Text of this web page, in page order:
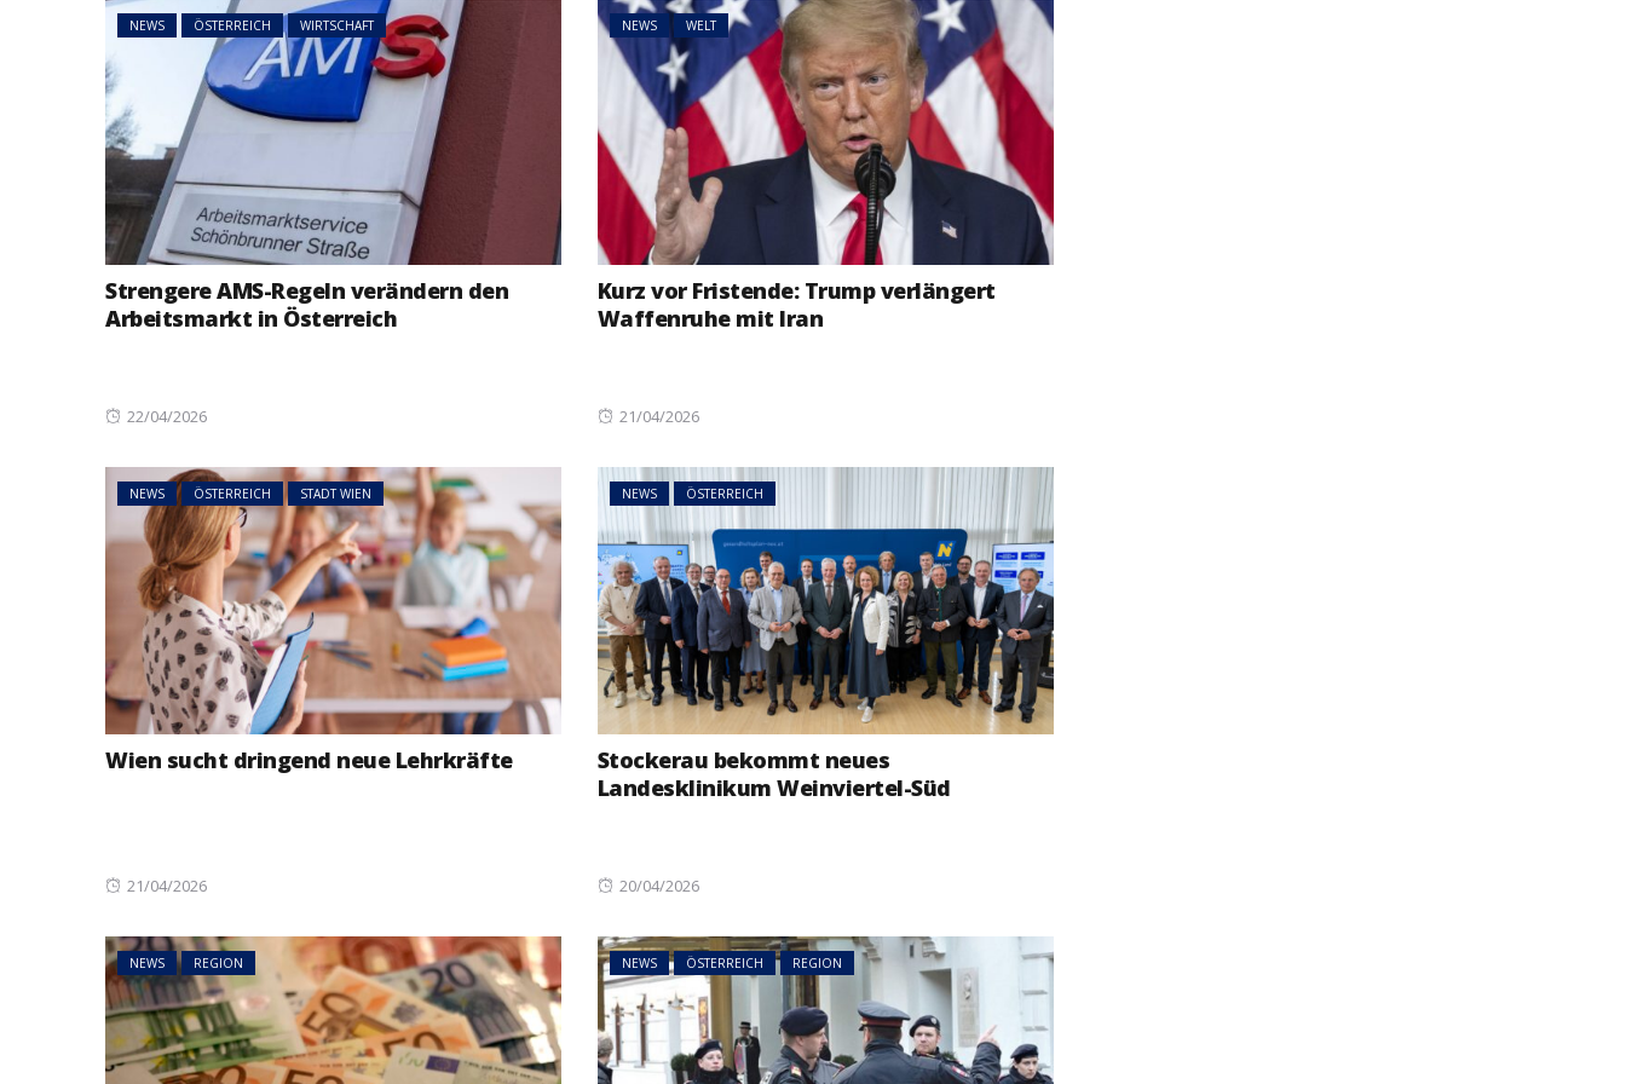
NEWS ÖSTERREICH WIRTSCHAFT
Strengere AMS-Regeln verändern den
Arbeitsmarkt in Österreich
Posted
22/04/2026
NEWS WELT
Kurz vor Fristende: Trump verlängert
Waffenruhe mit Iran
Posted
21/04/2026
NEWS ÖSTERREICH STADT WIEN
Wien sucht dringend neue Lehrkräfte
Posted
21/04/2026
NEWS ÖSTERREICH
Stockerau bekommt neues
Landesklinikum Weinviertel-Süd
Posted
20/04/2026
NEWS REGION NEWS ÖSTERREICH REGION